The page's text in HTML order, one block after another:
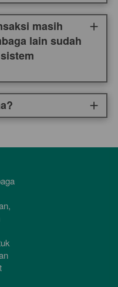
masih
lain sudah